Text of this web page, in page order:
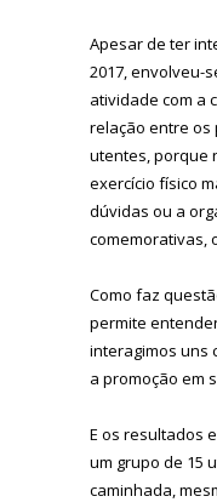
Apesar de ter
2017, envolveu-
atividade com a
relação entre os
utentes, porque
exercício físico
dúvidas ou a
comemorativas,
Como faz
permite
interagimos uns
a promoção em
E os resultados
um grupo de 15
caminhada,